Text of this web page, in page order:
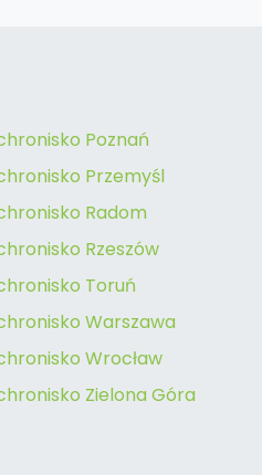
Poznań
Przemyśl
Radom
Rzeszów
Toruń
Warszawa
Wrocław
Zielona Góra